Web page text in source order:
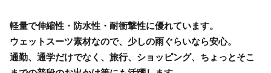
軽量で伸縮性・防水性・耐衝撃性に優れています。
ウェットスーツ素材なので、少しの雨ぐらいなら安心。
通勤、通学だけでなく、旅行、ショッピング、ちょっとそこ